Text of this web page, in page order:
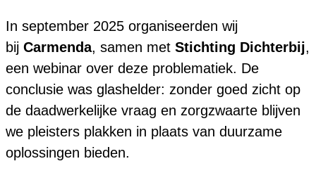
In september 2025 organiseerden wij
bij Carmenda, samen met Stichting Dichterbij,
een webinar over deze problematiek. De
conclusie was glashelder: zonder goed zicht op
de daadwerkelijke vraag en zorgzwaarte blijven
we pleisters plakken in plaats van duurzame
oplossingen bieden.